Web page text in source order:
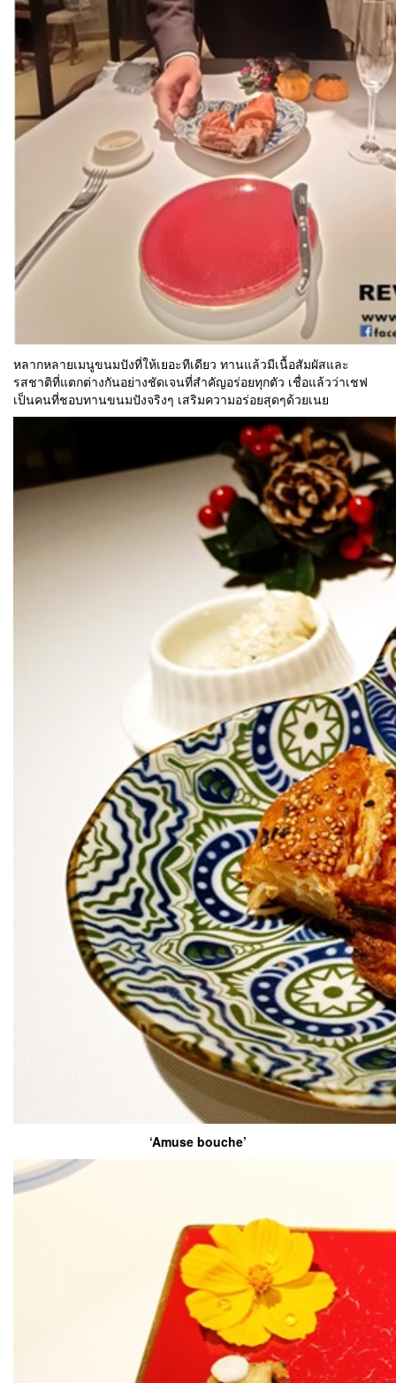
หลากหลายเมนูขนมปังที่ให้เยอะทีเดียว ทานแล้วมีเนื้อสัมผัสและ
รสชาติที่แตกต่างกันอย่างชัดเจนที่สำคัญอร่อยทุกตัว เชื่อแล้วว่าเชฟ
เป็นคนที่ชอบทานขนมปังจริงๆ เสริมความอร่อยสุดๆด้วยเนย
‘Amuse bouche’